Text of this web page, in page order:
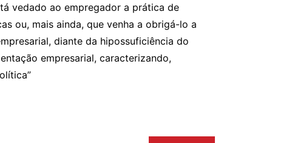
vedado ao empregador a prática de
ou, mais ainda, que venha a obrigá-lo a
diante da hipossuficiência do
empresarial, caracterizando,